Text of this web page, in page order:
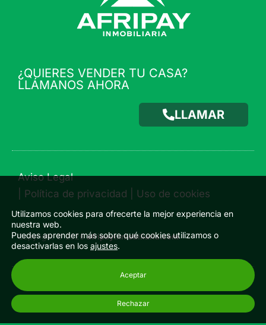
¿QUIERES VENDER TU CASA?
LLÁMANOS AHORA
LLAMAR
Aviso Legal
Política de privacidad Uso de cookies
Copyright © 2026afripayinmobiliaria.com
Utilizamos cookies para ofrecerte la mejor experiencia en
nuestra web.
Puedes aprender más sobre qué cookies utilizamos o
desactivarlas en los ajustes.
Aceptar
Rechazar